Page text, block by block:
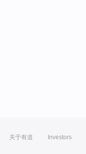
关于有道 Investors